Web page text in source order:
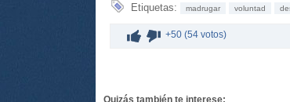
Etiquetas: madrugar voluntad
+50 (54 votos)
Quizás también te interese: